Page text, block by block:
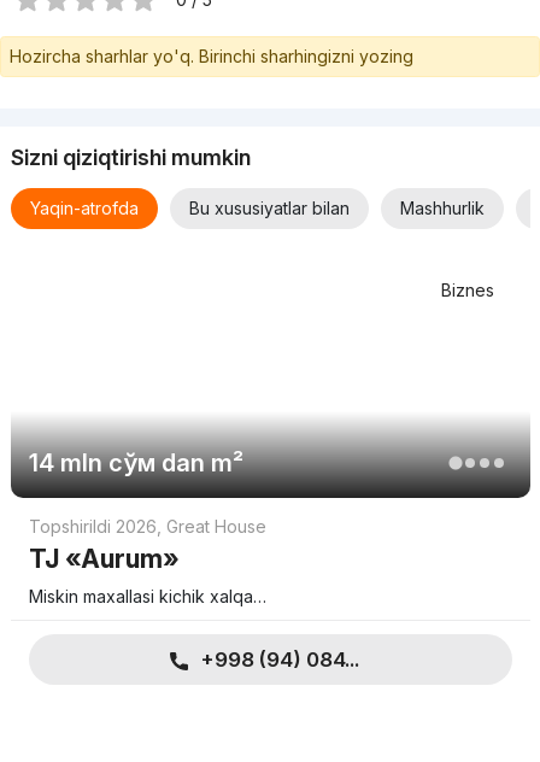
Hozircha sharhlar yo'q. Birinchi sharhingizni yozing
Sizni qiziqtirishi mumkin
Yaqin-atrofda Bu xususiyatlar bilan Mashhurlik
Biznes
14 mln сўмdan m²
Topshirildi 2026 Great House
TJ «Aurum»
Miskin maxallasi kichik xalqa…
+998 (94) 084...